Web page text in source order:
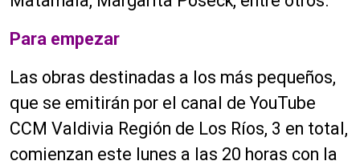
Para empezar
Las obras destinadas a los más pequeños,
que se emitirán por el canal de YouTube
CCM Valdivia Región de Los Ríos, 3 en total,
comienzan este lunes a las 20 horas con la